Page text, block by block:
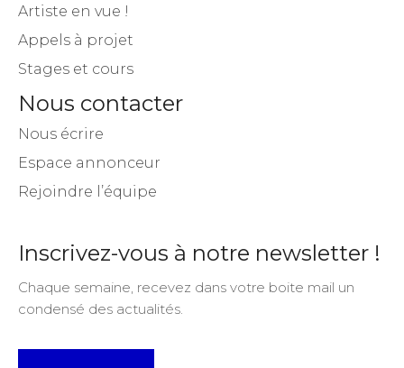
Artiste en vue !
Appels à projet
Stages et cours
Nous contacter
Nous écrire
Espace annonceur
Rejoindre l’équipe
Inscrivez-vous à notre newsletter !
Chaque semaine, recevez dans votre boite mail un
condensé des actualités.